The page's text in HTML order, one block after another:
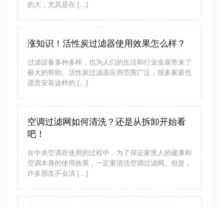
的大，尤其是在 […]
涨知识！活性炭过滤器使用效果怎么样？
过滤设备多种多样，也为人们的生活和行业发展带来了
极大的帮助。活性炭过滤器应用范围广泛，很多家庭也
愿意安装这样的 […]
空调过滤网如何清洗？还是从拆卸开始看
吧！
在中央空调在使用的过程中，为了保证家里人的健康和
空调本身的使用效果，一定要清洗空调过滤网。但是，
许多朋友不会清 […]